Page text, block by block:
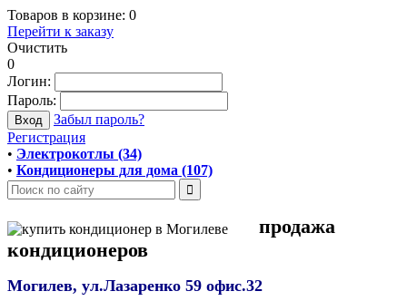
Товаров в корзине: 0
Перейти к заказу
Очистить
0
Логин:
Пароль:
Забыл пароль?
Регистрация
• Электрокотлы (34)
• Кондиционеры для дома (107)
продажа
кондиционеров
Могилев, ул.Лазаренко 59 офис.32